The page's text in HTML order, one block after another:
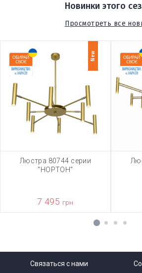
Новинки этого
Просмотреть все
New
Люстра 80744 серии
"НОРТОН"
7 495 грн
1 2 3 4
Связаться с нами